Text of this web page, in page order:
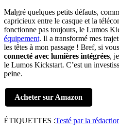
Malgré quelques petits défauts,
capricieux entre le casque et la
fonctionne pas toujours, le Lumos
équipement. Il a transformé mes
les têtes à mon passage ! Bref, si
connecté avec lumières intégrées,
le Lumos Kickstart. C’est un
peine.
Acheter sur Amazon
ÉTIQUETTES :Testé par la